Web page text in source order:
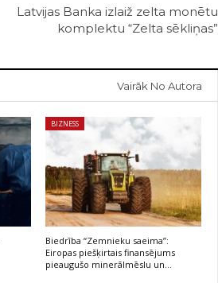
Latvijas Banka izlaiž zelta monētu
komplektu “Zelta sēkliņas”
Vairāk No Autora
BIZNESS
Biedrība “Zemnieku saeima”:
Eiropas piešķirtais finansējums
pieaugušo minerālmēslu un…